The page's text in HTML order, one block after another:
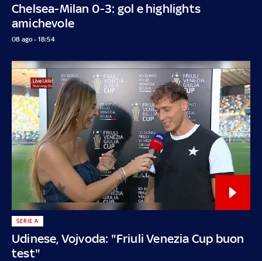
Chelsea-Milan 0-3: gol e highlights
amichevole
08 ago - 18:54
Udinese, Vojvoda: "Friuli Venezia Cup buon
test"
SERIE A